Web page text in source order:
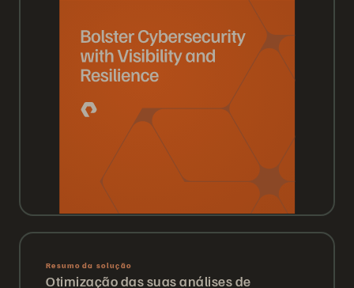
Resumo da solução
Otimização das suas análises de